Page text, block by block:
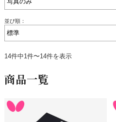
並び順：
14件中1件〜14件を表示
商品一覧